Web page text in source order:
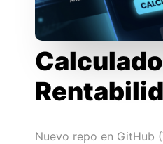
Nuevo repo en GitHub